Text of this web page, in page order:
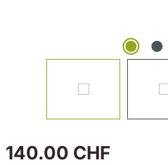
140.00 CHF